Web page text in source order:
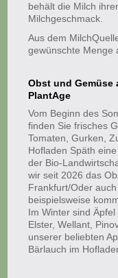
behält die Milch
Milchgeschmack.
Aus dem
gewünschte Menge
Obst und Gemüse
PlantAge
Vom Beginn des
finden Sie frisches
Tomaten, Gurken,
Hofladen Späth
der Bio-
wir seit 2026 das
Frankfurt/Oder
beispielsweise
Im Winter sind
Elster, Wellant,
unserer beliebten
Bärlauch im